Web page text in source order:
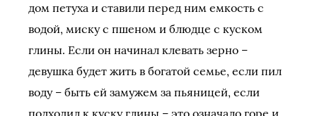
дом петуха и ставили перед ним емкость с
водой, миску с пшеном и блюдце с куском
глины. Если он начинал клевать зерно –
девушка будет жить в богатой семье, если пил
воду – быть ей замужем за пьяницей, если
подходил к куску глины – это означало горе и